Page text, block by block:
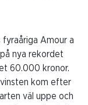
Amour a
nya rekordet
60.000 kronor.
vinsten kom efter
väl uppe och